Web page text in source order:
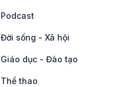
Podcast
Đời sống - Xã hội
Giáo dục - Đào tạo
Thể thao